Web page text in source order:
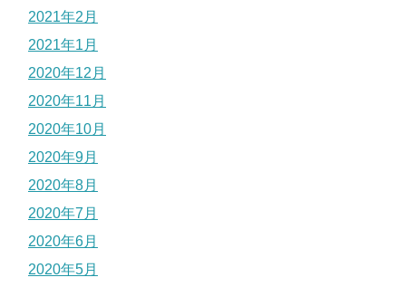
2021年2月
2021年1月
2020年12月
2020年11月
2020年10月
2020年9月
2020年8月
2020年7月
2020年6月
2020年5月